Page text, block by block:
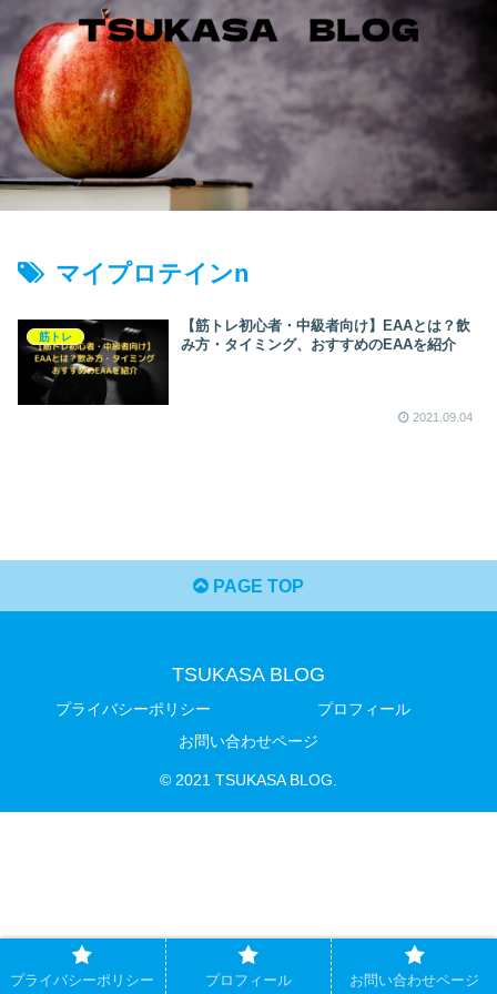
マイプロテインn
筋トレ
【筋トレ初心者・中級者向け】EAAとは？飲
み方・タイミング、おすすめのEAAを紹介
2021.09.04
PAGE TOP
TSUKASA BLOG
プライバシーポリシー
プロフィール
お問い合わせページ
© 2021 TSUKASA BLOG.
プライバシーポリシー プロフィール お問い合わせページ